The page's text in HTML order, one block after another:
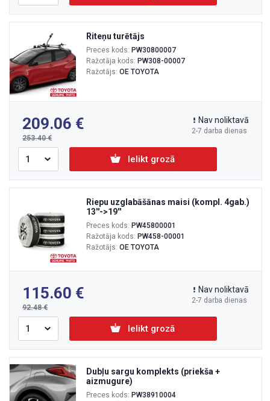
Riteņu turētājs
Preces kods: PW30800007
Ražotāja kods: PW308-00007
Ražotājs: OE TOYOTA
209.06
253.40
2-7 darba dienas
Nav noliktavā
Ielikt grozā
Riepu uzglabāšānas maisi (kompl. 4gab.)
13''->19''
Preces kods: PW45800001
Ražotāja kods: PW458-00001
Ražotājs: OE TOYOTA
115.60
92.48
2-7 darba dienas
Nav noliktavā
Ielikt grozā
Dubļu sargu komplekts (priekša +
aizmugure)
Preces kods: PW38910004